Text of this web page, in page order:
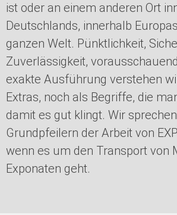
ist oder an einem anderen Ort
Deutschlands, innerhalb
ganzen Welt. Pünktlichkeit,
Zuverlässigkeit,
exakte Ausführung verstehen
Extras, noch als Begriffe, die
damit es gut klingt. Wir
Grundpfeilern der Arbeit von
wenn es um den Transport von
Exponaten geht.